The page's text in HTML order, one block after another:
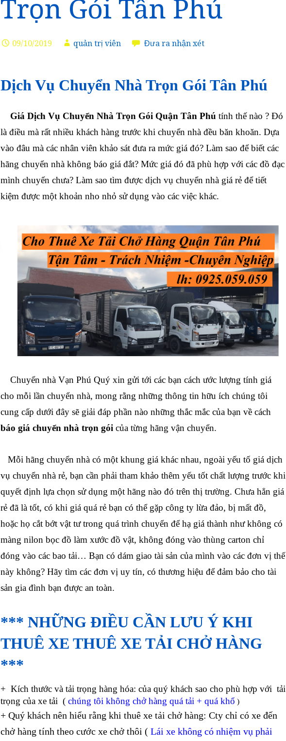
Trọn Gói Tân Phú
09/10/2019 quản trị viên Đưa ra nhận xét
Dịch Vụ Chuyển Nhà Trọn Gói Tân Phú
Giá Dịch Vụ Chuyển Nhà Trọn Gói Quận Tân Phú tính thế nào ? Đó
là điều mà rất nhiều khách hàng trước khi chuyển nhà đều băn khoăn. Dựa
vào đâu mà các nhân viên khảo sát đưa ra mức giá đó? Làm sao để biết các
hãng chuyển nhà không báo giá đắt? Mức giá đó đã phù hợp với các đồ đạc
mình chuyển chưa? Làm sao tìm được dịch vụ chuyển nhà giá rẻ để tiết
kiệm được một khoản nho nhỏ sử dụng vào các việc khác.
Chuyển nhà Vạn Phú Quý xin gửi tới các bạn cách ước lượng tính giá
cho mỗi lần chuyển nhà, mong rằng những thông tin hữu ích chúng tôi
cung cấp dưới đây sẽ giải đáp phần nào những thắc mắc của bạn về cách
báo giá chuyển nhà trọn gói của từng hãng vận chuyển.
Mỗi hãng chuyển nhà có một khung giá khác nhau, ngoài yếu tố giá dịch
vụ chuyển nhà rẻ, bạn cần phải tham khảo thêm yếu tốt chất lượng trước khi
quyết định lựa chọn sử dụng một hãng nào đó trên thị trường. Chưa hẳn giá
rẻ đã là tốt, có khi giá quá rẻ bạn có thể gặp công ty lừa đảo, bị mất đồ,
hoặc họ cắt bớt vật tư trong quá trình chuyển để hạ giá thành như không có
màng nilon bọc đồ làm xước đồ vật, không đóng vào thùng carton chỉ
đóng vào các bao tải… Bạn có dám giao tài sản của mình vào các đơn vị thế
này không? Hãy tìm các đơn vị uy tín, có thương hiệu để đảm bảo cho tài
sản gia đình bạn được an toàn.
*** NHỮNG ĐIỀU CẦN LƯU Ý KHI
THUÊ XE THUÊ XE TẢI CHỞ HÀNG
***
+ Kích thước và tải trọng hàng hóa: của quý khách sao cho phù hợp với tải
trọng của xe tải ( chúng tôi không chở hàng quá tải + quá khổ )
+ Quý khách nên hiểu rằng khi thuê xe tải chở hàng: Cty chỉ có xe đến
chở hàng tính theo cước xe chở thôi ( Lái xe không có nhiệm vụ phải